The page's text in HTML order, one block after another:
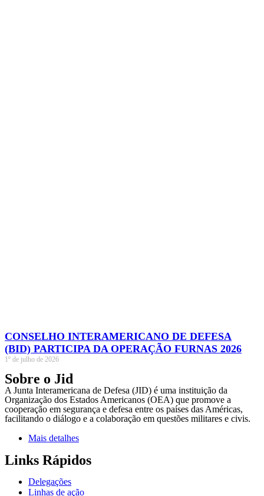
CONSELHO INTERAMERICANO DE DEFESA
(BID) PARTICIPA DA OPERAÇÃO FURNAS 2026
1º de julho de 2026
Sobre o Jid
A Junta Interamericana de Defesa (JID) é uma instituição da
Organização dos Estados Americanos (OEA) que promove a
cooperação em segurança e defesa entre os países das Américas,
facilitando o diálogo e a colaboração em questões militares e civis.
Mais detalhes
Links Rápidos
Delegações
Linhas de ação